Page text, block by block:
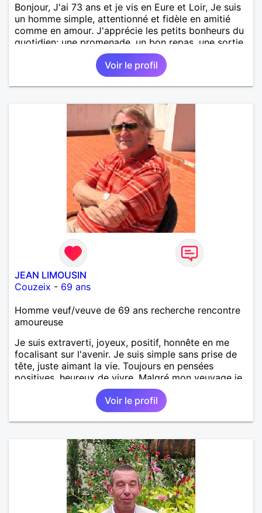
Bonjour, J'ai 73 ans et je vis en Eure et Loir, Je suis
un homme simple, attentionné et fidèle en amitié
comme en amour. J'apprécie les petits bonheurs du
quotidien; une promenade, un bon repas, une sortie,
une discision agréable ou un moment de détente à
deux. Je souhaite rencontrer une femme douce,
honnête et bienveillante, avec qui partager des
moments de complicité, de rire et de confiance. Je
une belle amitié et qu'il n'est jamais trop tard pour
écrire une nouvelle histoire. Si vous aimez les
échanges sincères, les valeurs de respect et de
simplicité, nous pourrions faire connaissance autour
d'un café suivi d'une balade, sans précipitation et
laisser le temps faire le reste. Au plaisir de vous lire.
Voir le profil
JEAN LIMOUSIN
Couzeix - 69 ans
Homme veuf/veuve de 69 ans recherche rencontre
amoureuse
Je suis extraverti, joyeux, positif, honnête en me
focalisant sur l'avenir. Je suis simple sans prise de
tête, juste aimant la vie. Toujours en pensées
positives, heureux de vivre. Malgré mon veuvage je
me tourne vers l'avenir pour une deuxième vie
intense, remplie de joie, de tendresse et pourquoi
pas par la suite d'amour. Déjà dans un premier
temps, se connaître, puis s'apprécier et ensuite
d'étude, je ne me prends pas la tête sur ce niveau.
Mon meilleurs diplôme étant le CEP certificat
d'étude primaire. Avec ce diplôme on sait que je
sais lire, écrire et compter. En raison de mes
principes je ne corresponds pas avec les
demoiselles approchant les moins de 60 ans
Voir le profil